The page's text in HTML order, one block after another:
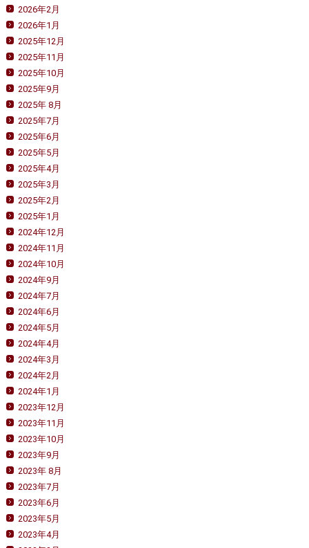
2026年2月
2026年1月
2025年12月
2025年11月
2025年10月
2025年9月
2025年 8月
2025年7月
2025年6月
2025年5月
2025年4月
2025年3月
2025年2月
2025年1月
2024年12月
2024年11月
2024年10月
2024年9月
2024年7月
2024年6月
2024年5月
2024年4月
2024年3月
2024年2月
2024年1月
2023年12月
2023年11月
2023年10月
2023年9月
2023年 8月
2023年7月
2023年6月
2023年5月
2023年4月